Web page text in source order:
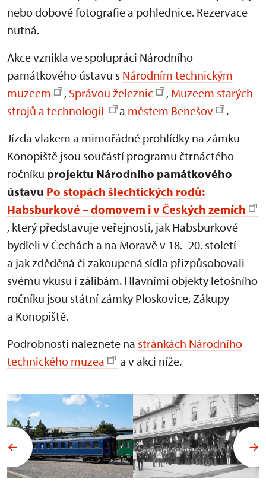
nebo dobové fotografie a pohlednice. Rezervace
nutná.
Akce vznikla ve spolupráci Národního
památkového ústavu s Národním technickým
muzeem
, Správou železnic , Muzeem starých
strojů a technologií
a městem Benešov
.
Jízda vlakem a mimořádné prohlídky na zámku
Konopiště jsou součástí programu čtrnáctého
ročníku projektu Národního památkového
ústavu Po stopách šlechtických rodů:
Habsburkové – domovem i v Českých zemích
, který představuje veřejnosti, jak Habsburkové
bydleli v Čechách a na Moravě v 18.–20. století
a jak zděděná či zakoupená sídla přizpůsobovali
svému vkusu i zálibám. Hlavními objekty letošního
ročníku jsou státní zámky Ploskovice, Zákupy
a Konopiště.
Podrobnosti naleznete na stránkách Národního
technického muzea
a v akci níže.